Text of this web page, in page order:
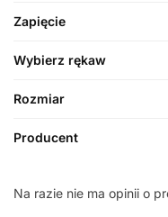
Zapięcie
Wybierz rękaw
Rozmiar
Producent
Na razie nie ma opinii o